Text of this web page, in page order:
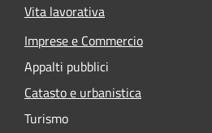
Vita lavorativa
Imprese e Commercio
Appalti pubblici
Catasto e urbanistica
Turismo